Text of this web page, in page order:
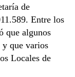
de
Entre los
que algunos
que varios
Locales de